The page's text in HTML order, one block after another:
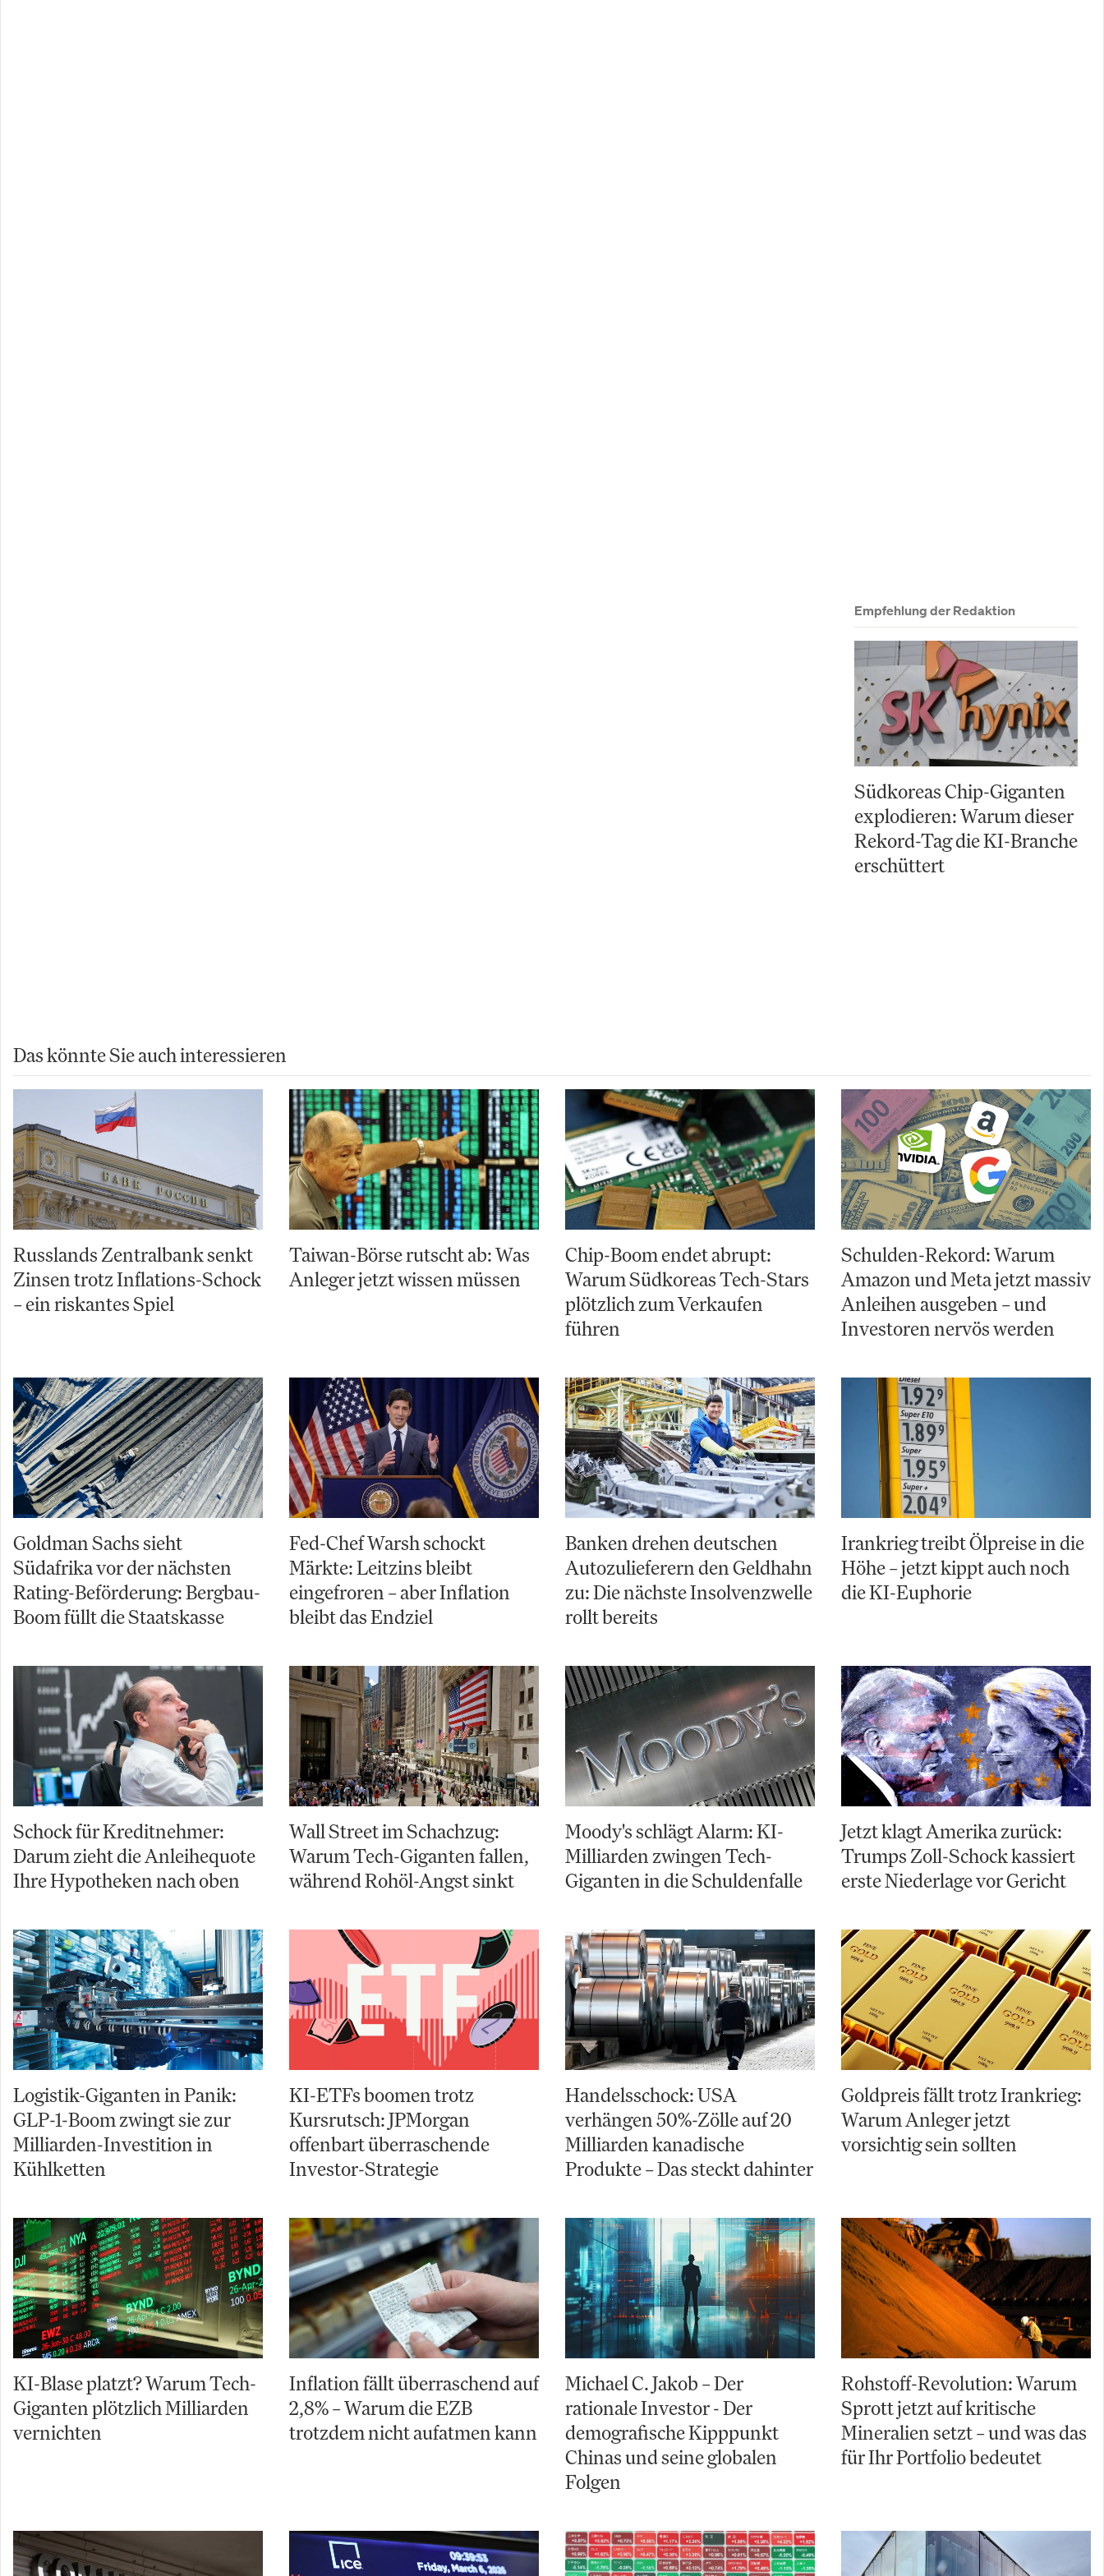
Empfehlung der Redaktion
Südkoreas Chip-Giganten
explodieren: Warum dieser
Rekord-Tag die KI-Branche
erschüttert
Das könnte Sie auch interessieren
Russlands Zentralbank senkt
Zinsen trotz Inflations-Schock
– ein riskantes Spiel
Taiwan-Börse rutscht ab: Was
Anleger jetzt wissen müssen
Chip-Boom endet abrupt:
Warum Südkoreas Tech-Stars
plötzlich zum Verkaufen
führen
Schulden-Rekord: Warum
Amazon und Meta jetzt massiv
Anleihen ausgeben – und
Investoren nervös werden
Goldman Sachs sieht
Südafrika vor der nächsten
Rating-Beförderung: Bergbau-
Boom füllt die Staatskasse
Fed-Chef Warsh schockt
Märkte: Leitzins bleibt
eingefroren – aber Inflation
bleibt das Endziel
Banken drehen deutschen
Autozulieferern den Geldhahn
zu: Die nächste Insolvenzwelle
rollt bereits
Irankrieg treibt Ölpreise in die
Höhe – jetzt kippt auch noch
die KI-Euphorie
Schock für Kreditnehmer:
Darum zieht die Anleihequote
Ihre Hypotheken nach oben
Wall Street im Schachzug:
Warum Tech-Giganten fallen,
während Rohöl-Angst sinkt
Moody's schlägt Alarm: KI-
Milliarden zwingen Tech-
Giganten in die Schuldenfalle
Jetzt klagt Amerika zurück:
Trumps Zoll-Schock kassiert
erste Niederlage vor Gericht
Logistik-Giganten in Panik:
GLP-1-Boom zwingt sie zur
Milliarden-Investition in
Kühlketten
KI-ETFs boomen trotz
Kursrutsch: JPMorgan
offenbart überraschende
Investor-Strategie
Handelsschock: USA
verhängen 50%-Zölle auf 20
Milliarden kanadische
Produkte – Das steckt dahinter
Goldpreis fällt trotz Irankrieg:
Warum Anleger jetzt
vorsichtig sein sollten
KI-Blase platzt? Warum Tech-
Giganten plötzlich Milliarden
vernichten
Inflation fällt überraschend auf
2,8% – Warum die EZB
trotzdem nicht aufatmen kann
Michael C. Jakob – Der
rationale Investor - Der
demografische Kipppunkt
Chinas und seine globalen
Folgen
Rohstoff-Revolution: Warum
Sprott jetzt auf kritische
Mineralien setzt – und was das
für Ihr Portfolio bedeutet